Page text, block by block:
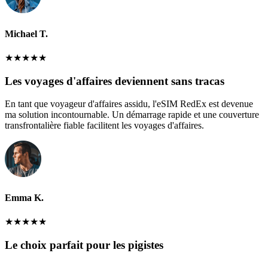
Michael T.
★★★★★
Les voyages d'affaires deviennent sans tracas
En tant que voyageur d'affaires assidu, l'eSIM RedEx est devenue
ma solution incontournable. Un démarrage rapide et une couverture
transfrontalière fiable facilitent les voyages d'affaires.
Emma K.
★★★★★
Le choix parfait pour les pigistes